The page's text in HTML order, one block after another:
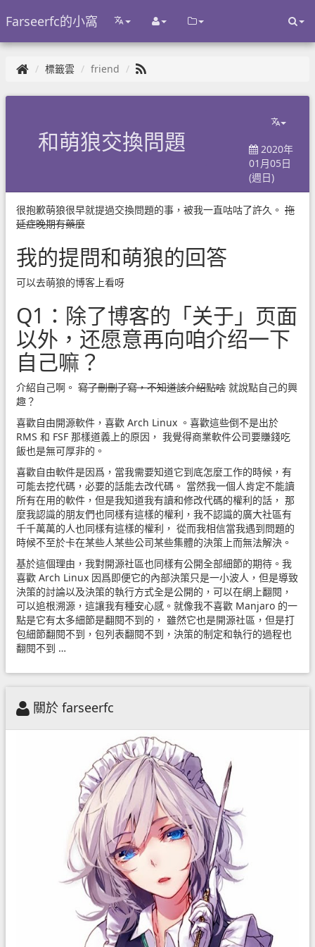
Farseerfc的小窩
標籤雲 friend
和萌狼交換問題
2020年
01月05日
(週日)
很抱歉萌狼很早就提過交換問題的事，被我一直咕咕了許久。 拖
延症晚期有藥麼
我的提問和萌狼的回答
可以去萌狼的博客上看呀
Q1：除了博客的「关于」页面
以外，还愿意再向咱介绍一下
自己嘛？
介紹自己啊。 寫了刪刪了寫，不知道該介紹點啥 就說點自己的興
趣？
喜歡自由開源軟件，喜歡 Arch Linux 。喜歡這些倒不是出於
RMS 和 FSF 那樣道義上的原因， 我覺得商業軟件公司要賺錢吃
飯也是無可厚非的。
喜歡自由軟件是因爲，當我需要知道它到底怎麼工作的時候，有
可能去挖代碼，必要的話能去改代碼。 當然我一個人肯定不能讀
所有在用的軟件，但是我知道我有讀和修改代碼的權利的話， 那
麼我認識的朋友們也同樣有這樣的權利，我不認識的廣大社區有
千千萬萬的人也同樣有這樣的權利， 從而我相信當我遇到問題的
時候不至於卡在某些人某些公司某些集體的決策上而無法解決。
基於這個理由，我對開源社區也同樣有公開全部細節的期待。我
喜歡 Arch Linux 因爲即便它的內部決策只是一小波人，但是導致
決策的討論以及決策的執行方式全是公開的，可以在網上翻閱，
可以追根溯源，這讓我有種安心感。就像我不喜歡 Manjaro 的一
點是它有太多細節是翻閱不到的， 雖然它也是開源社區，但是打
包細節翻閱不到，包列表翻閱不到，決策的制定和執行的過程也
翻閱不到 …
關於 farseerfc